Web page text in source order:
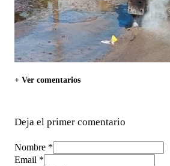
+ Ver comentarios
Deja el primer comentario
Nombre *
Email *